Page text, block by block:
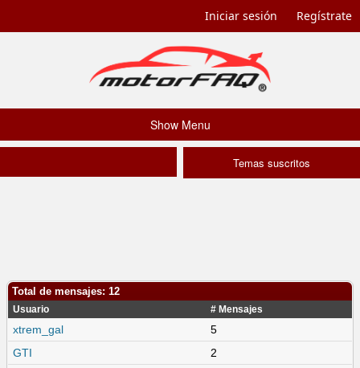
Iniciar sesión Regístrate
Show Menu
Temas suscritos
Total de mensajes: 12
Usuario # Mensajes
xtrem_gal
5
GTI
2